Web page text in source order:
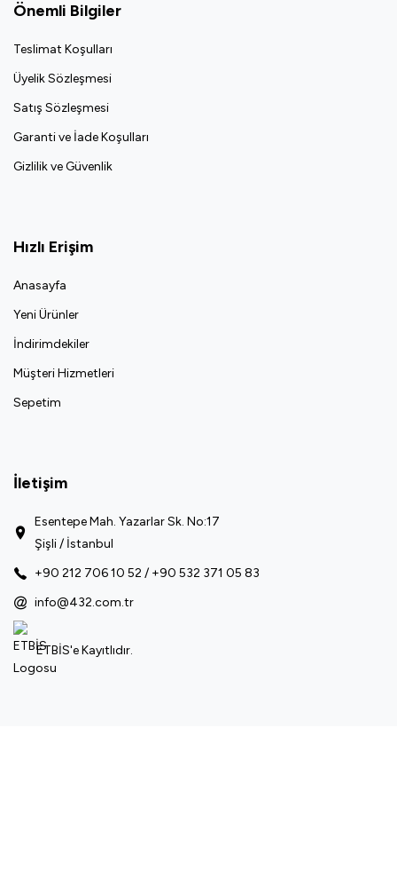
Önemli Bilgiler
Teslimat Koşulları
Üyelik Sözleşmesi
Satış Sözleşmesi
Garanti ve İade Koşulları
Gizlilik ve Güvenlik
Hızlı Erişim
Anasayfa
Yeni Ürünler
İndirimdekiler
Müşteri Hizmetleri
Sepetim
İletişim
Esentepe Mah. Yazarlar Sk. No:17
Şişli / İstanbul
+90 212 706 10 52 / +90 532 371 05 83
info@432.com.tr
ETBİS'e Kayıtlıdır.